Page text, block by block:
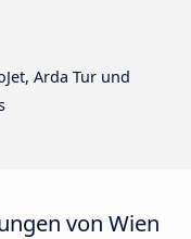
Arda Tur und
von Wien